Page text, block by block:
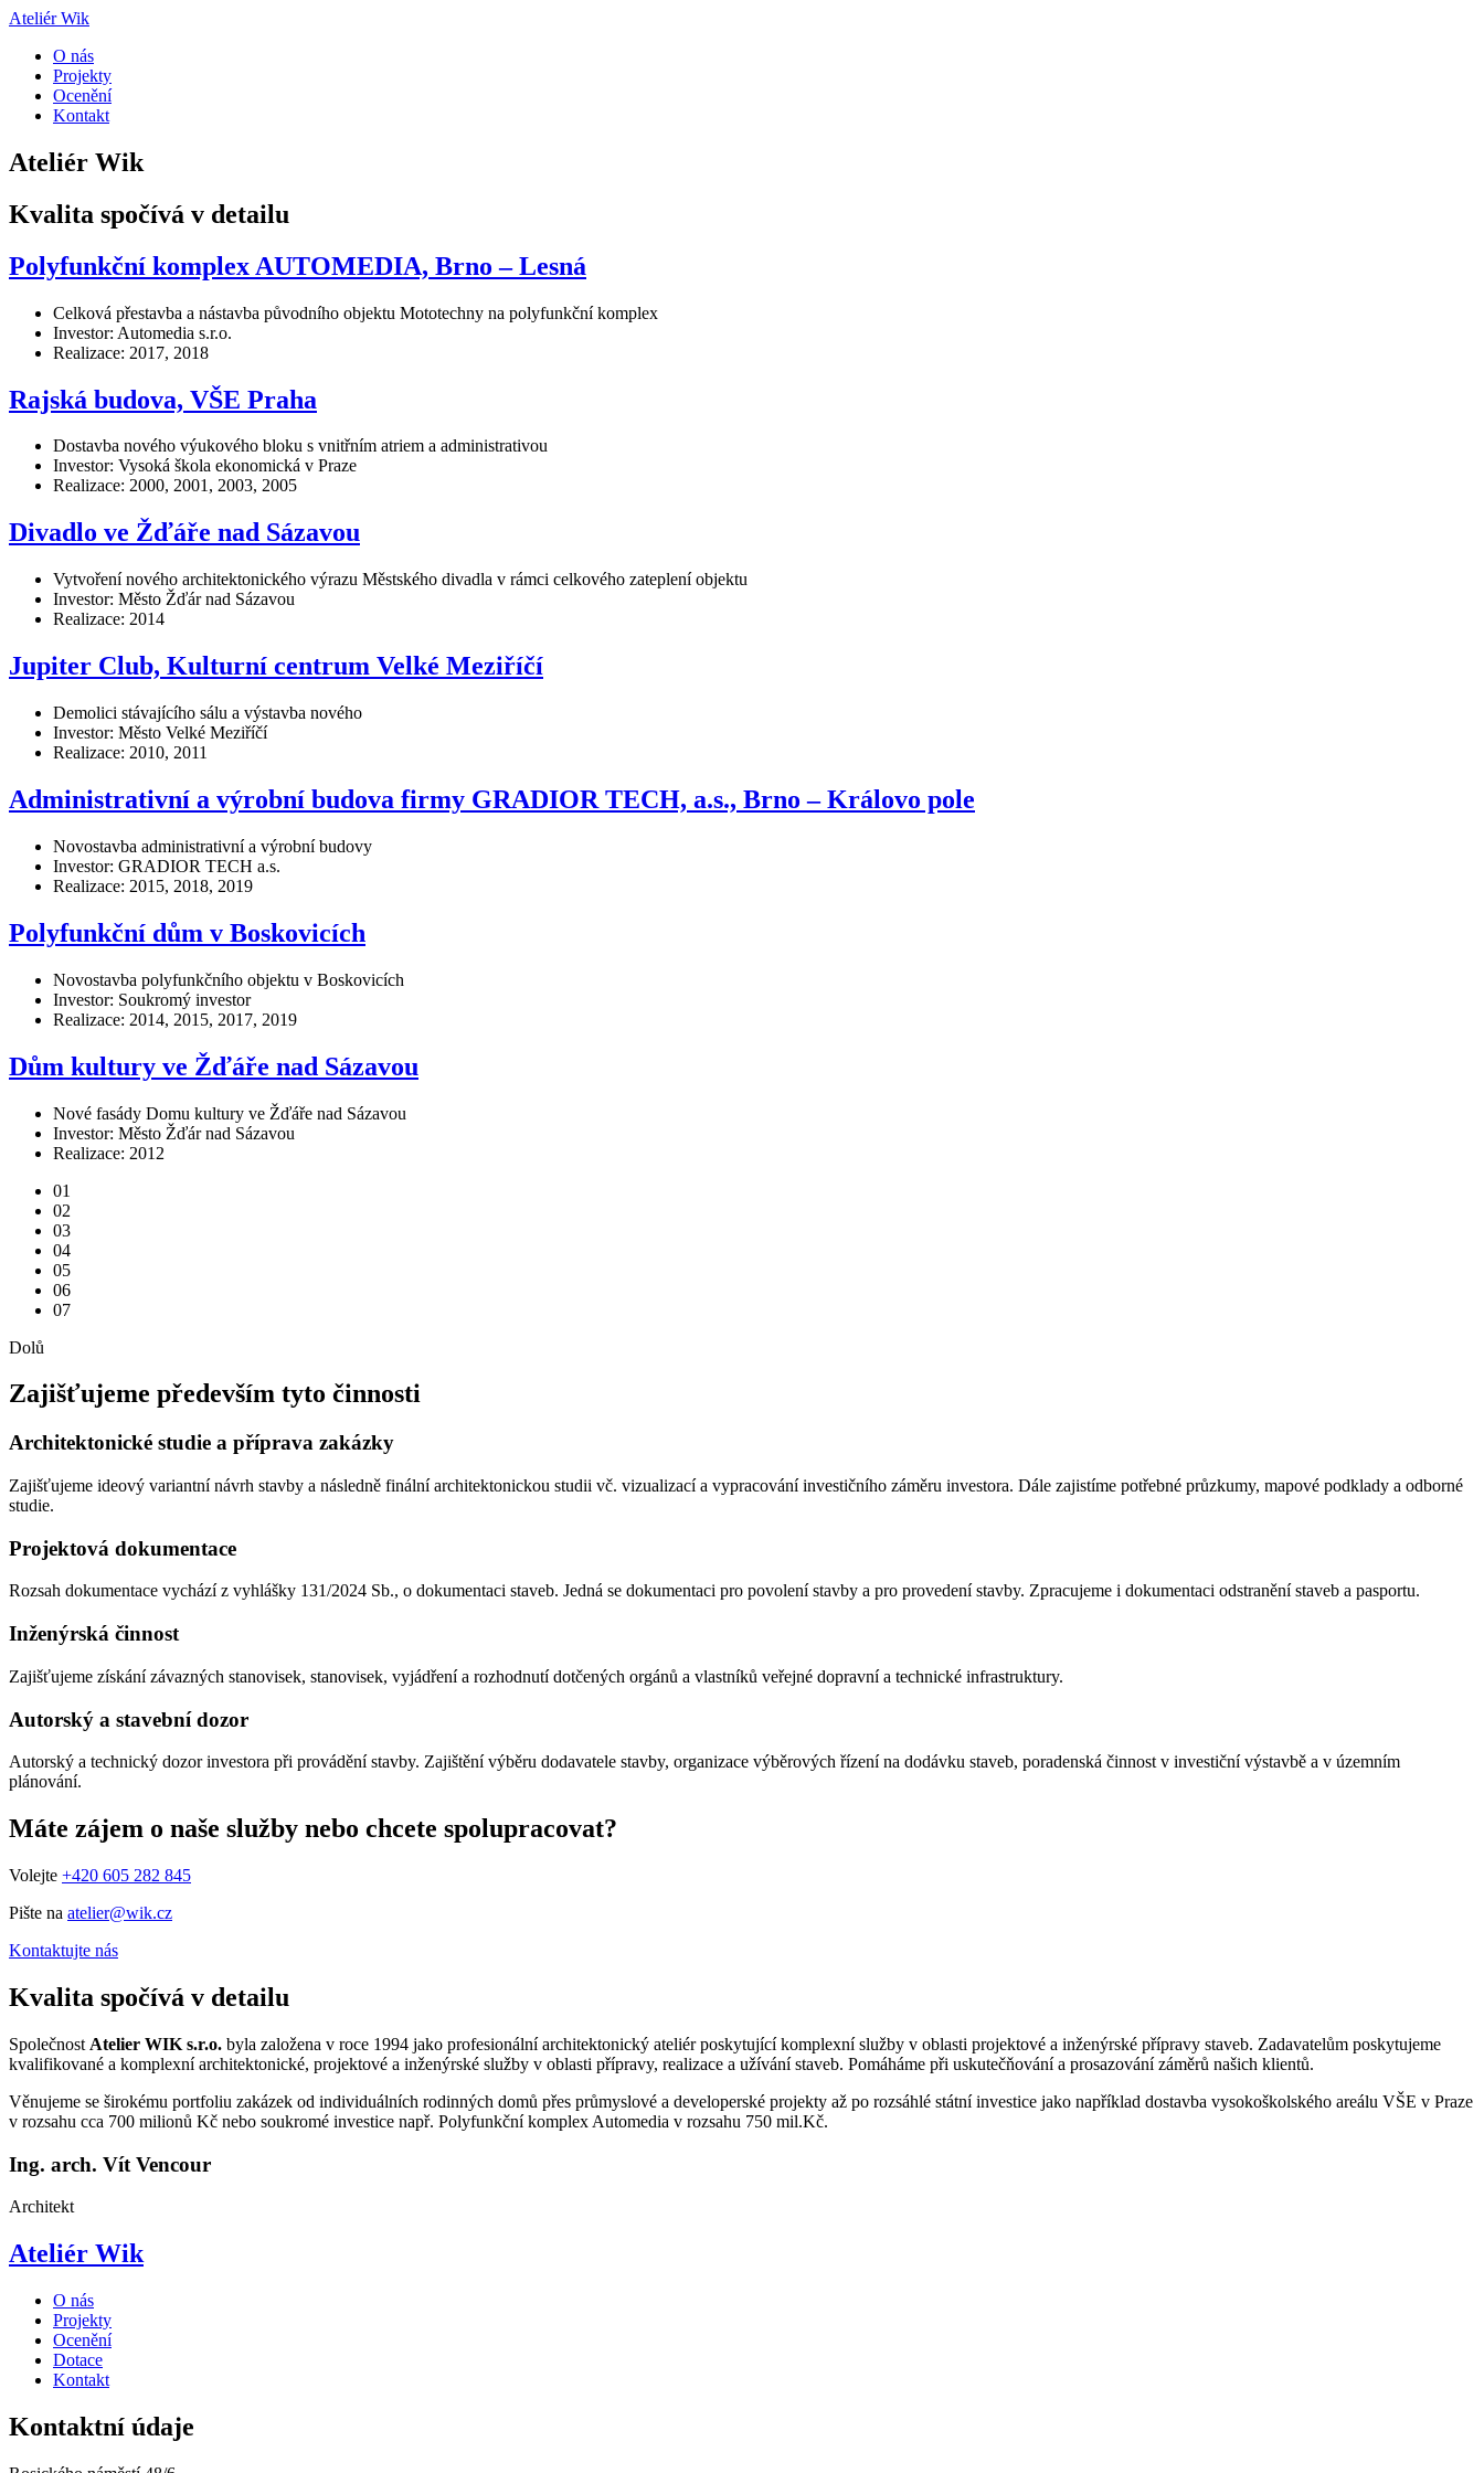
Ateliér Wik
O nás
Projekty
Ocenění
Kontakt
Ateliér Wik
Kvalita spočívá v detailu
Polyfunkční komplex AUTOMEDIA, Brno – Lesná
Celková přestavba a nástavba původního objektu Mototechny na polyfunkční komplex
Investor: Automedia s.r.o.
Realizace: 2017, 2018
Rajská budova, VŠE Praha
Dostavba nového výukového bloku s vnitřním atriem a administrativou
Investor: Vysoká škola ekonomická v Praze
Realizace: 2000, 2001, 2003, 2005
Divadlo ve Žďáře nad Sázavou
Vytvoření nového architektonického výrazu Městského divadla v rámci celkového zateplení objektu
Investor: Město Žďár nad Sázavou
Realizace: 2014
Jupiter Club, Kulturní centrum Velké Meziříčí
Demolici stávajícího sálu a výstavba nového
Investor: Město Velké Meziříčí
Realizace: 2010, 2011
Administrativní a výrobní budova firmy GRADIOR TECH, a.s., Brno – Královo pole
Novostavba administrativní a výrobní budovy
Investor: GRADIOR TECH a.s.
Realizace: 2015, 2018, 2019
Polyfunkční dům v Boskovicích
Novostavba polyfunkčního objektu v Boskovicích
Investor: Soukromý investor
Realizace: 2014, 2015, 2017, 2019
Dům kultury ve Žďáře nad Sázavou
Nové fasády Domu kultury ve Žďáře nad Sázavou
Investor: Město Žďár nad Sázavou
Realizace: 2012
01
02
03
04
05
06
07
Dolů
Zajišťujeme především tyto činnosti
Architektonické studie a příprava zakázky
Zajišťujeme ideový variantní návrh stavby a následně finální architektonickou studii vč. vizualizací a vypracování investičního záměru investora. Dále zajistíme potřebné průzkumy, mapové podklady a odborné
studie.
Projektová dokumentace
Rozsah dokumentace vychází z vyhlášky 131/2024 Sb., o dokumentaci staveb. Jedná se dokumentaci pro povolení stavby a pro provedení stavby. Zpracujeme i dokumentaci odstranění staveb a pasportu.
Inženýrská činnost
Zajišťujeme získání závazných stanovisek, stanovisek, vyjádření a rozhodnutí dotčených orgánů a vlastníků veřejné dopravní a technické infrastruktury.
Autorský a stavební dozor
Autorský a technický dozor investora při provádění stavby. Zajištění výběru dodavatele stavby, organizace výběrových řízení na dodávku staveb, poradenská činnost v investiční výstavbě a v územním
plánování.
Máte zájem o naše služby nebo chcete spolupracovat?
Volejte +420 605 282 845
Pište na atelier@wik.cz
Kontaktujte nás
Kvalita spočívá v detailu
Společnost Atelier WIK s.r.o. byla založena v roce 1994 jako profesionální architektonický ateliér poskytující komplexní služby v oblasti projektové a inženýrské přípravy staveb. Zadavatelům poskytujeme
kvalifikované a komplexní architektonické, projektové a inženýrské služby v oblasti přípravy, realizace a užívání staveb. Pomáháme při uskutečňování a prosazování záměrů našich klientů.
Věnujeme se širokému portfoliu zakázek od individuálních rodinných domů přes průmyslové a developerské projekty až po rozsáhlé státní investice jako například dostavba vysokoškolského areálu VŠE v Praze
v rozsahu cca 700 milionů Kč nebo soukromé investice např. Polyfunkční komplex Automedia v rozsahu 750 mil.Kč.
Ing. arch. Vít Vencour
Architekt
Ateliér Wik
O nás
Projekty
Ocenění
Dotace
Kontakt
Kontaktní údaje